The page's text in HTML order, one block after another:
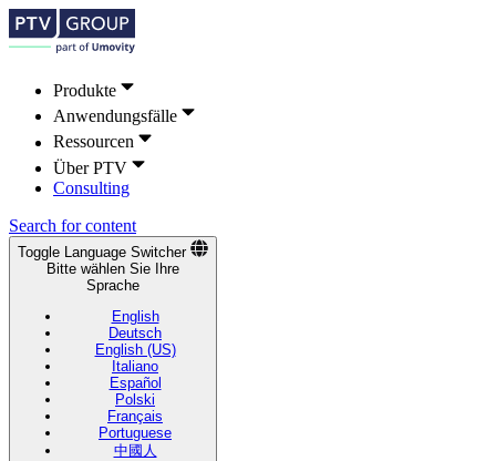
Produkte
Anwendungsfälle
Ressourcen
Über PTV
Consulting
Search for content
Toggle Language Switcher
Bitte wählen Sie Ihre
Sprache
English
Deutsch
English (US)
Italiano
Español
Polski
Français
Portuguese
中國人